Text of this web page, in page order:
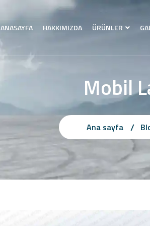
ANASAYFA HAKKIMIZDA ÜRÜNLER
Mobil
Ana sayfa